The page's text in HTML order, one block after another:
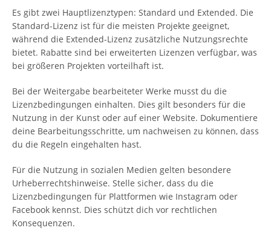
Es gibt zwei Hauptlizenztypen: Standard und Extended. Die
Standard-Lizenz ist für die meisten Projekte geeignet,
während die Extended-Lizenz zusätzliche Nutzungsrechte
bietet. Rabatte sind bei erweiterten Lizenzen verfügbar, was
bei größeren Projekten vorteilhaft ist.
Bei der Weitergabe bearbeiteter Werke musst du die
Lizenzbedingungen einhalten. Dies gilt besonders für die
Nutzung in der Kunst oder auf einer Website. Dokumentiere
deine Bearbeitungsschritte, um nachweisen zu können, dass
du die Regeln eingehalten hast.
Für die Nutzung in sozialen Medien gelten besondere
Urheberrechtshinweise. Stelle sicher, dass du die
Lizenzbedingungen für Plattformen wie Instagram oder
Facebook kennst. Dies schützt dich vor rechtlichen
Konsequenzen.